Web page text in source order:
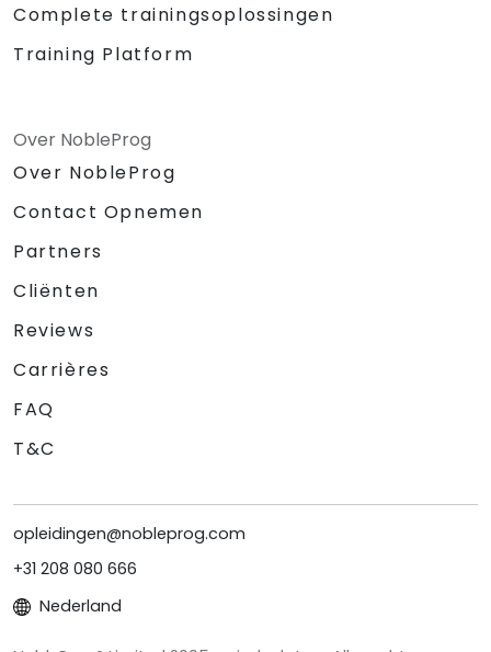
Complete trainingsoplossingen
Training Platform
Over NobleProg
Over NobleProg
Contact Opnemen
Partners
Cliënten
Reviews
Carrières
FAQ
T&C
opleidingen@nobleprog.com
+31 208 080 666
Nederland